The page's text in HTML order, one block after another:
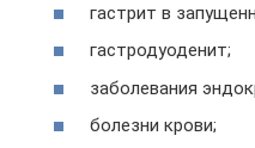
гастрит в
гастродуоденит;
заболевания
болезни крови;